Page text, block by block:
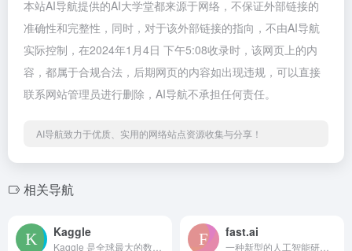
本站AI导航提供的AI大学堂都来源于网络，不保证外部链接的
准确性和完整性，同时，对于该外部链接的指向，不由AI导航
实际控制，在2024年1月4日 下午5:08收录时，该网页上的内
容，都属于合规合法，后期网页的内容如出现违规，可以直接
联系网站管理员进行删除，AI导航不承担任何责任。
AI导航致力于优质、实用的网络站点资源收集与分享！
相关导航
Kaggle fast.ai